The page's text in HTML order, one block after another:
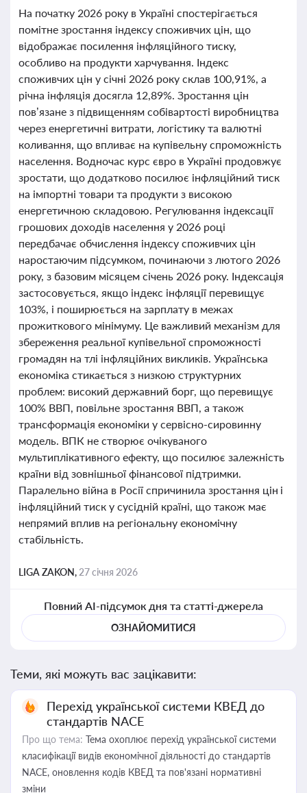
На початку 2026 року в Україні спостерігається
помітне зростання індексу споживчих цін, що
відображає посилення інфляційного тиску,
особливо на продукти харчування. Індекс
споживчих цін у січні 2026 року склав 100,91%, а
річна інфляція досягла 12,89%. Зростання цін
пов’язане з підвищенням собівартості виробництва
через енергетичні витрати, логістику та валютні
коливання, що впливає на купівельну спроможність
населення. Водночас курс євро в Україні продовжує
зростати, що додатково посилює інфляційний тиск
на імпортні товари та продукти з високою
енергетичною складовою. Регулювання індексації
грошових доходів населення у 2026 році
передбачає обчислення індексу споживчих цін
наростаючим підсумком, починаючи з лютого 2026
року, з базовим місяцем січень 2026 року. Індексація
застосовується, якщо індекс інфляції перевищує
103%, і поширюється на зарплату в межах
прожиткового мінімуму. Це важливий механізм для
збереження реальної купівельної спроможності
громадян на тлі інфляційних викликів. Українська
економіка стикається з низкою структурних
проблем: високий державний борг, що перевищує
100% ВВП, повільне зростання ВВП, а також
трансформація економіки у сервісно-сировинну
модель. ВПК не створює очікуваного
мультиплікативного ефекту, що посилює залежність
країни від зовнішньої фінансової підтримки.
Паралельно війна в Росії спричинила зростання цін і
інфляційний тиск у сусідній країні, що також має
непрямий вплив на регіональну економічну
стабільність.
LIGA ZAKON, 27 січня 2026
Повний AI-підсумок дня та статті-джерела
ОЗНАЙОМИТИСЯ
Теми, які можуть вас зацікавити:
Перехід української системи КВЕД до
стандартів NACE
Про що тема: Тема охоплює перехід української системи
класифікації видів економічної діяльності до стандартів
NACE, оновлення кодів КВЕД та пов'язані нормативні
зміни